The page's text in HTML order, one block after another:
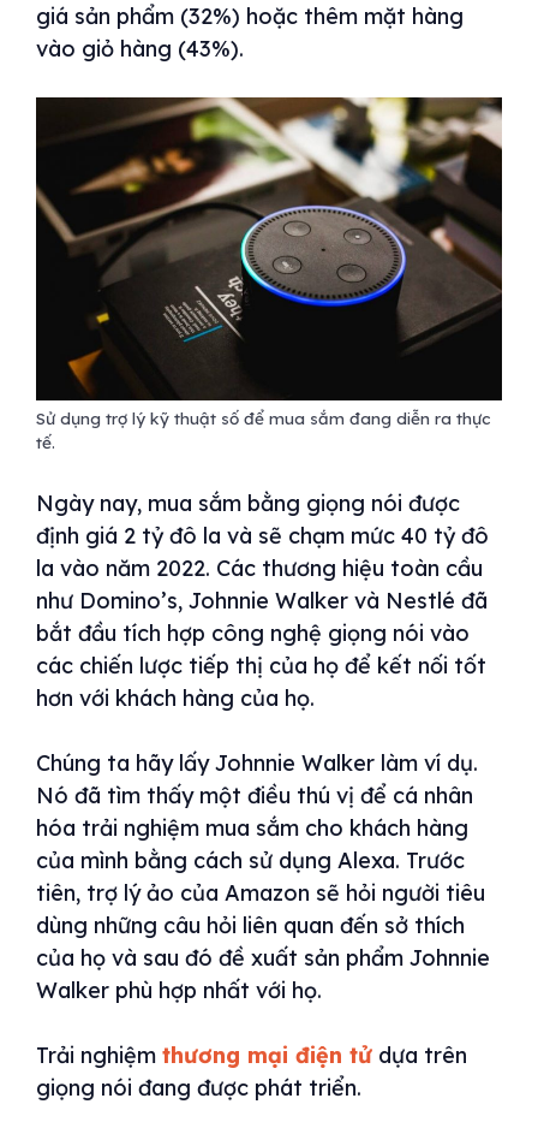
giá sản phẩm (32%) hoặc thêm mặt hàng
vào giỏ hàng (43%).
Sử dụng trợ lý kỹ thuật số để mua sắm đang diễn ra thực
tế.
Ngày nay, mua sắm bằng giọng nói được
định giá 2 tỷ đô la và sẽ chạm mức 40 tỷ đô
la vào năm 2022. Các thương hiệu toàn cầu
như Domino’s, Johnnie Walker và Nestlé đã
bắt đầu tích hợp công nghệ giọng nói vào
các chiến lược tiếp thị của họ để kết nối tốt
hơn với khách hàng của họ.
Chúng ta hãy lấy Johnnie Walker làm ví dụ.
Nó đã tìm thấy một điều thú vị để cá nhân
hóa trải nghiệm mua sắm cho khách hàng
của mình bằng cách sử dụng Alexa. Trước
tiên, trợ lý ảo của Amazon sẽ hỏi người tiêu
dùng những câu hỏi liên quan đến sở thích
của họ và sau đó đề xuất sản phẩm Johnnie
Walker phù hợp nhất với họ.
Trải nghiệm thương mại điện tử dựa trên
giọng nói đang được phát triển.